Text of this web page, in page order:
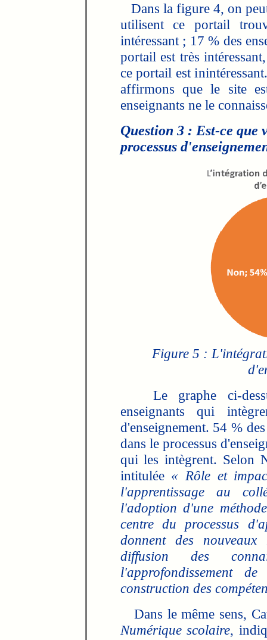
Dans la figure 4, on
utilisent ce portail
intéressant ; 17 % des
portail est très
ce portail est
affirmons que le site
enseignants ne le
Question 3 : Est-ce que
processus
Figure 5 :
Le graphe ci-
enseignants qui
d'enseignement. 54 %
dans le processus
qui les intègrent. Selon
intitulée « Rôle et
l'apprentissage au
l'adoption d'une
centre du processus
donnent des
diffusion des
l'approfondissement
construction des
Dans le même sens,
Numérique scolaire,